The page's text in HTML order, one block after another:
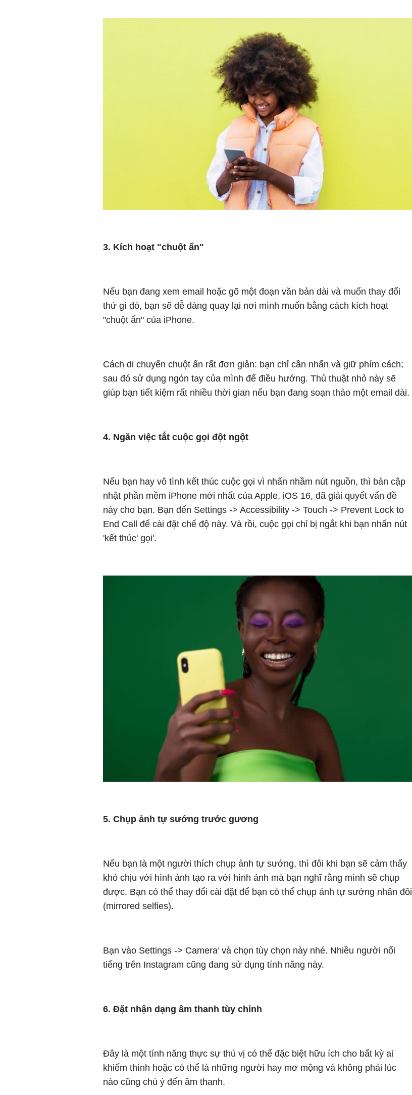
3. Kích hoạt "chuột ẩn"
Nếu bạn đang xem email hoặc gõ một đoạn văn bản dài và muốn thay đổi
thứ gì đó, bạn sẽ dễ dàng quay lại nơi mình muốn bằng cách kích hoạt
"chuột ẩn" của iPhone.
Cách di chuyển chuột ẩn rất đơn giản: bạn chỉ cần nhấn và giữ phím cách;
sau đó sử dụng ngón tay của mình để điều hướng. Thủ thuật nhỏ này sẽ
giúp bạn tiết kiệm rất nhiều thời gian nếu bạn đang soạn thảo một email dài.
4. Ngăn việc tắt cuộc gọi đột ngột
Nếu bạn hay vô tình kết thúc cuộc gọi vì nhấn nhầm nút nguồn, thì bản cập
nhật phần mềm iPhone mới nhất của Apple, iOS 16, đã giải quyết vấn đề
này cho bạn. Bạn đến Settings -> Accessibility -> Touch -> Prevent Lock to
End Call để cài đặt chế độ này. Và rồi, cuộc gọi chỉ bị ngắt khi bạn nhấn nút
'kết thúc' gọi'.
5. Chụp ảnh tự sướng trước gương
Nếu bạn là một người thích chụp ảnh tự sướng, thì đôi khi bạn sẽ cảm thấy
khó chịu với hình ảnh tạo ra với hình ảnh mà bạn nghĩ rằng mình sẽ chụp
được. Bạn có thể thay đổi cài đặt để bạn có thể chụp ảnh tự sướng nhân đôi
(mirrored selfies).
Bạn vào Settings -> Camera’ và chọn tùy chọn này nhé. Nhiều người nổi
tiếng trên Instagram cũng đang sử dụng tính năng này.
6. Đặt nhận dạng âm thanh tùy chỉnh
Đây là một tính năng thực sự thú vị có thể đặc biệt hữu ích cho bất kỳ ai
khiếm thính hoặc có thể là những người hay mơ mộng và không phải lúc
nào cũng chú ý đến âm thanh.